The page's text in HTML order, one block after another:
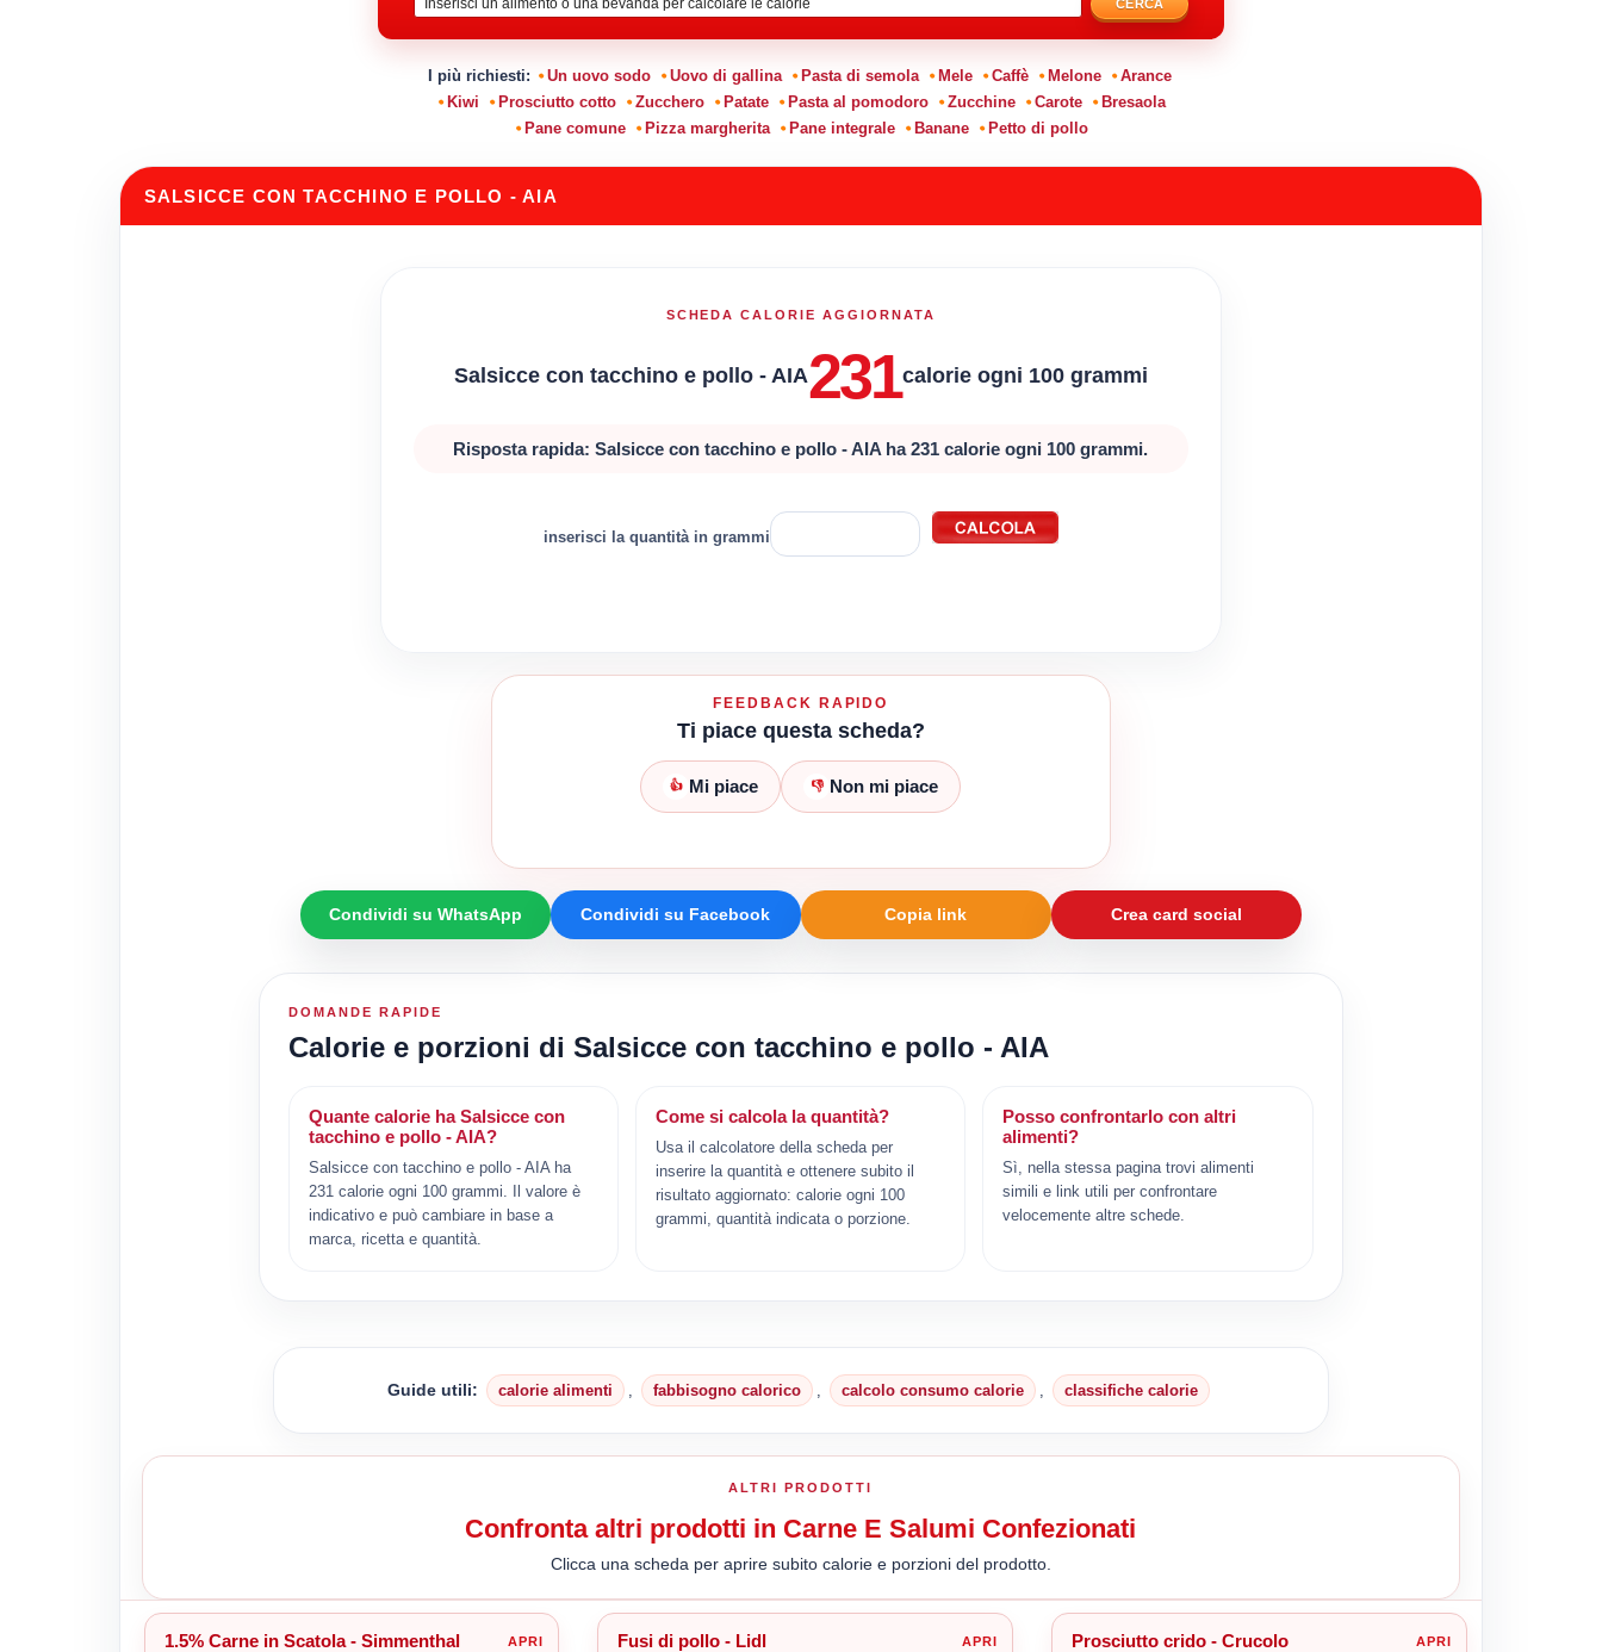
CERCA
I più richiesti: Un uovo sodo Uovo di gallina Pasta di semola Mele Caffè Melone
Arance
Kiwi
Prosciutto cotto Zucchero Patate Pasta al pomodoro Zucchine Carote
Bresaola
Pane comune
Pizza margherita Pane integrale Banane Petto di pollo
SALSICCE CON TACCHINO E POLLO - AIA
SCHEDA CALORIE AGGIORNATA
Salsicce con tacchino e pollo - AIA231calorie ogni 100 grammi
Risposta rapida: Salsicce con tacchino e pollo - AIA ha 231 calorie ogni 100 grammi.
inserisci la quantità in grammi
FEEDBACK RAPIDO
Ti piace questa scheda?
👍 Mi piace 👎 Non mi piace
Condividi su WhatsApp Condividi su Facebook Copia link Crea card social
DOMANDE RAPIDE
Calorie e porzioni di Salsicce con tacchino e pollo - AIA
Quante calorie ha Salsicce con
tacchino e pollo - AIA?
Salsicce con tacchino e pollo - AIA ha
231 calorie ogni 100 grammi. Il valore è
indicativo e può cambiare in base a
marca, ricetta e quantità.
Come si calcola la quantità?
Usa il calcolatore della scheda per
inserire la quantità e ottenere subito il
risultato aggiornato: calorie ogni 100
grammi, quantità indicata o porzione.
Posso confrontarlo con altri
alimenti?
Sì, nella stessa pagina trovi alimenti
simili e link utili per confrontare
velocemente altre schede.
Guide utili: calorie alimenti fabbisogno calorico calcolo consumo calorie classifiche calorie
ALTRI PRODOTTI
Confronta altri prodotti in Carne E Salumi Confezionati
Clicca una scheda per aprire subito calorie e porzioni del prodotto.
1.5% Carne in Scatola - Simmenthal Fusi di pollo - Lidl Prosciutto crido - Crucolo